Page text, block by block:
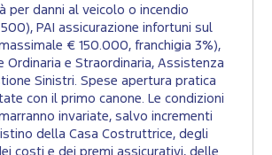
per danni al veicolo o incendio
PAI assicurazione infortuni sul
€ 150.000, franchigia 3%),
Ordinaria e Straordinaria, Assistenza
Sinistri. Spese apertura pratica
con il primo canone. Le condizioni
invariate, salvo incrementi
della Casa Costruttrice, degli
costi e dei premi assicurativi, delle